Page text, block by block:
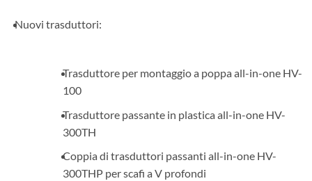
Nuovi trasduttori:
Trasduttore per montaggio a poppa all-in-one HV-
100
Trasduttore passante in plastica all-in-one HV-
300TH
Coppia di trasduttori passanti all-in-one HV-
300THP per scafi a V profondi